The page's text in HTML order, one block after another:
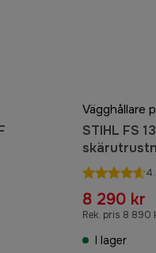
Vägghållare
STIHL FS
8 290 kr
Rek. pris 8 890
I lager